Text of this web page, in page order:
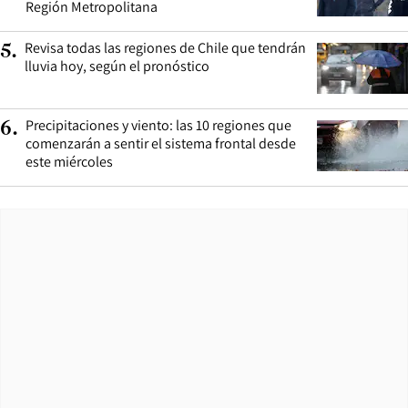
Región Metropolitana
5. Revisa todas las regiones de Chile que tendrán
lluvia hoy, según el pronóstico
6. Precipitaciones y viento: las 10 regiones que
comenzarán a sentir el sistema frontal desde
este miércoles